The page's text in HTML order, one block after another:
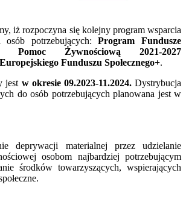
iż rozpoczyna się kolejny program wsparcia
osób potrzebujących:Program Fundusze
Pomoc Żywnościową 2021-2027
Funduszu Społecznego+.
jest w okresie 09.2023-11.2024.Dystrybucja
do osób potrzebujących planowana jest w
deprywacji materialnej przez udzielanie
osobom najbardziej potrzebującym
środków towarzyszących, wspierających